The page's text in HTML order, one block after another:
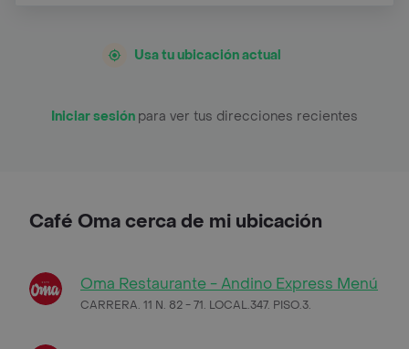
Usa tu ubicación actual
Iniciar sesión para ver tus direcciones recientes
Café Oma cerca de mi ubicación
Oma Restaurante - Andino Express Menú
CARRERA. 11 N. 82 - 71. LOCAL.347. PISO.3.